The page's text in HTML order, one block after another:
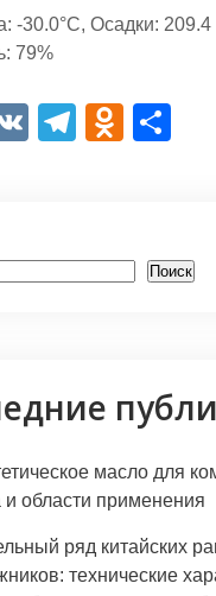
-30.0°C, Осадки:
79%
V
T
a
O
kl
ni
ki
а
т
ь
Поиск
масло для
и области применения
ряд китайских
технические